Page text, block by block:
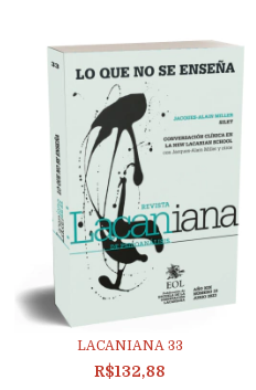
LACANIANA 33
R$132,88